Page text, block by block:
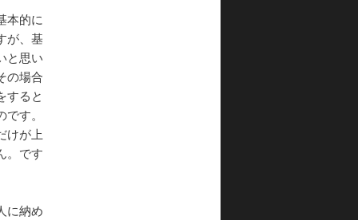
本的に
が、基
と思い
の場合
すると
す。
けが上
。です
に納め